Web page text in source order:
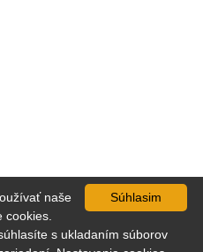
cookie
Súhlasim
naše
cookies.
s ukladaním súborov